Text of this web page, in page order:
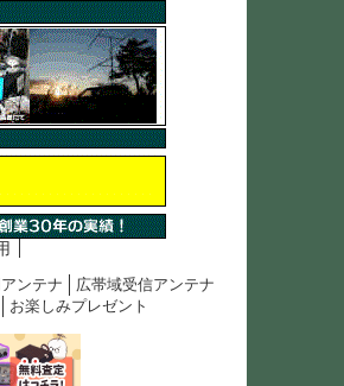
ンテナ
広帯域受信アンテナ
お楽しみプレゼント